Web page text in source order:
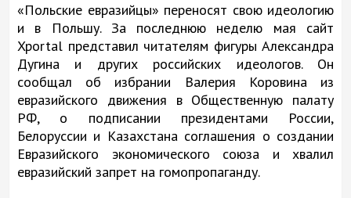
«Польские евразийцы» переносят свою идеологию
и в Польшу. За последнюю неделю мая сайт
Xportal представил читателям фигуры Александра
Дугина и других российских идеологов. Он
сообщал об избрании Валерия Коровина из
евразийского движения в Общественную палату
РФ, о подписании президентами России,
Белоруссии и Казахстана соглашения о создании
Евразийского экономического союза и хвалил
евразийский запрет на гомопропаганду.